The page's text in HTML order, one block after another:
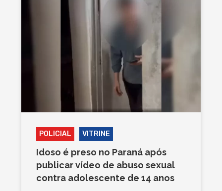
POLICIAL VITRINE
Idoso é preso no Paraná após
publicar vídeo de abuso sexual
contra adolescente de 14 anos